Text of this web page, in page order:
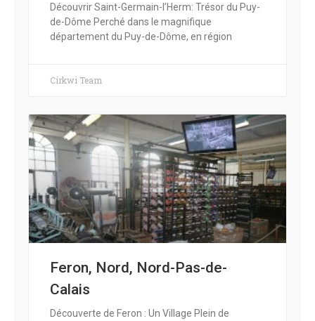
Découvrir Saint-Germain-l’Herm: Trésor du Puy-
de-Dôme Perché dans le magnifique
département du Puy-de-Dôme, en région
Cirkwi Team
Feron, Nord, Nord-Pas-de-
Calais
Découverte de Feron : Un Village Plein de